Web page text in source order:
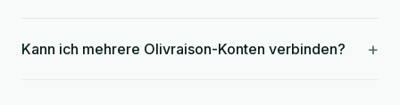
Kann ich mehrere Olivraison-Konten verbinden? +